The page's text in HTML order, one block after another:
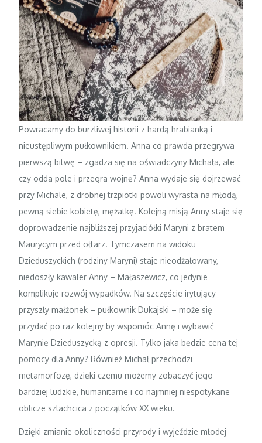
Powracamy do burzliwej historii z hardą hrabianką i
nieustępliwym pułkownikiem. Anna co prawda przegrywa
pierwszą bitwę – zgadza się na oświadczyny Michała, ale
czy odda pole i przegra wojnę? Anna wydaje się dojrzewać
przy Michale, z drobnej trzpiotki powoli wyrasta na młodą,
pewną siebie kobietę, mężatkę. Kolejną misją Anny staje się
doprowadzenie najbliższej przyjaciółki Maryni z bratem
Maurycym przed ołtarz. Tymczasem na widoku
Dzieduszyckich (rodziny Maryni) staje nieodżałowany,
niedoszły kawaler Anny – Małaszewicz, co jedynie
komplikuje rozwój wypadków. Na szczęście irytujący
przyszły małżonek – pułkownik Dukajski – może się
przydać po raz kolejny by wspomóc Annę i wybawić
Marynię Dzieduszycką z opresji. Tylko jaka będzie cena tej
pomocy dla Anny? Również Michał przechodzi
metamorfozę, dzięki czemu możemy zobaczyć jego
bardziej ludzkie, humanitarne i co najmniej niespotykane
oblicze szlachcica z początków XX wieku.
Dzięki zmianie okoliczności przyrody i wyjeździe młodej